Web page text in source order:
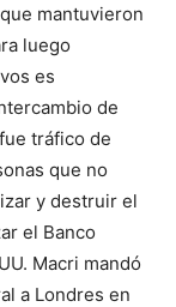
mantuvieron
luego
es
de
tráfico de
que no
y destruir el
el Banco
Macri mandó
a Londres en